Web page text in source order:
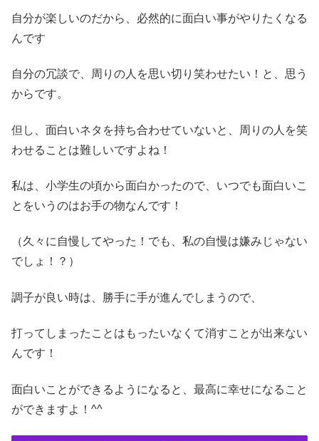
自分が楽しいのだから、必然的に面白い事がやりたくなる
んです
自分の冗談で、周りの人を思い切り笑わせたい！と、思う
からです。
但し、面白いネタを持ち合わせていないと、周りの人を笑
わせることは難しいですよね！
私は、小学生の頃から面白かったので、いつでも面白いこ
とをいうのはお手の物なんです！
（久々に自慢してやった！でも、私の自慢は嫌みじゃない
でしょ！？）
調子が良い時は、勝手に手が進んでしまうので、
打ってしまったことはもったいなくて消すことが出来ない
んです！
面白いことができるようになると、最高に幸せになること
ができますよ！^^